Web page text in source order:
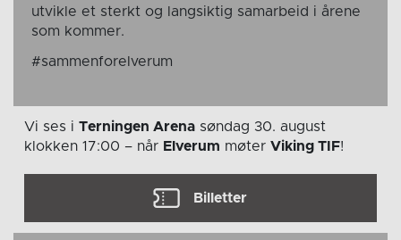
utvikle et sterkt og langsiktig samarbeid i årene
som kommer.
#sammenforelverum
Vi ses i Terningen Arena søndag 30. august
klokken 17:00 – når Elverum møter Viking TIF!
Billetter